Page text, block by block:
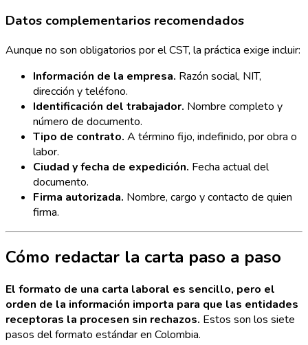
Datos complementarios recomendados
Aunque no son obligatorios por el CST, la práctica exige incluir:
Información de la empresa. Razón social, NIT,
dirección y teléfono.
Identificación del trabajador. Nombre completo y
número de documento.
Tipo de contrato. A término fijo, indefinido, por obra o
labor.
Ciudad y fecha de expedición. Fecha actual del
documento.
Firma autorizada. Nombre, cargo y contacto de quien
firma.
Cómo redactar la carta paso a paso
El formato de una carta laboral es sencillo, pero el
orden de la información importa para que las entidades
receptoras la procesen sin rechazos. Estos son los siete
pasos del formato estándar en Colombia.